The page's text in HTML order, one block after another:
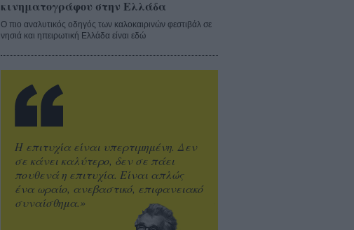
κινηματογράφου στην Ελλάδα
Ο πιο αναλυτικός οδηγός των καλοκαιρινών φεστιβάλ σε
νησιά και ηπειρωτική Ελλάδα είναι εδώ
Η επιτυχία είναι υπερτιμημένη. Δεν
σε κάνει καλύτερο, δεν σε πάει
πουθενά η επιτυχία. Είναι απλώς
ένα ωραίο, ανεβαστικό, επιφανειακό
συναίσθημα.»